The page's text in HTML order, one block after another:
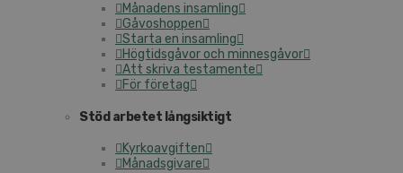
Månadens insamling
Gåvoshoppen
Starta en insamling
Högtidsgåvor och minnesgåvor
Att skriva testamente
För företag
Stöd arbetet långsiktigt
Kyrkoavgiften
Månadsgivare